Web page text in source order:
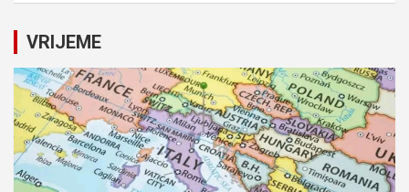
c
h
VRIJEME